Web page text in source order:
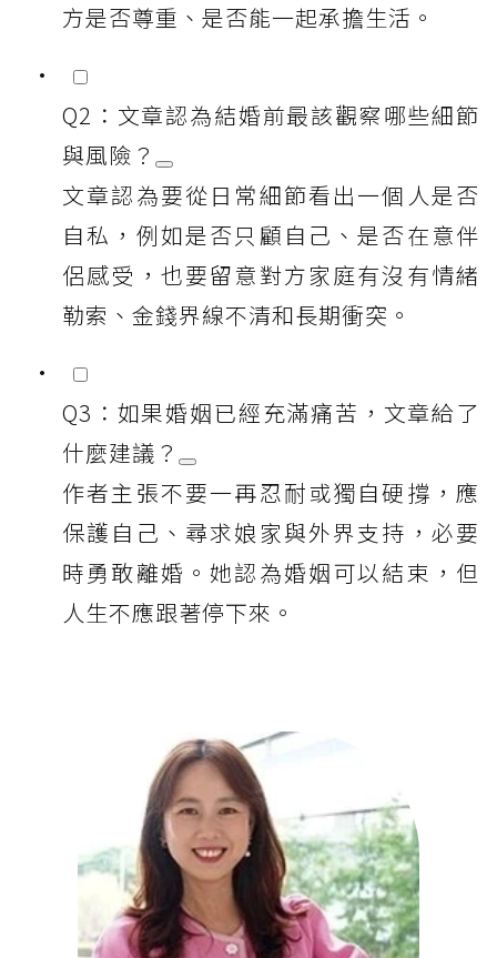
方是否尊重、是否能一起承擔生活。
Q2：文章認為結婚前最該觀察哪些細節
與風險？
文章認為要從日常細節看出一個人是否
自私，例如是否只顧自己、是否在意伴
侶感受，也要留意對方家庭有沒有情緒
勒索、金錢界線不清和長期衝突。
Q3：如果婚姻已經充滿痛苦，文章給了
什麼建議？
作者主張不要一再忍耐或獨自硬撐，應
保護自己、尋求娘家與外界支持，必要
時勇敢離婚。她認為婚姻可以結束，但
人生不應跟著停下來。